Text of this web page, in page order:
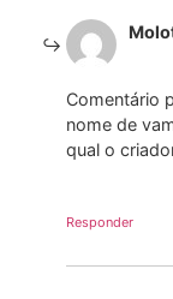
Comentário
nome de
qual o
Responder